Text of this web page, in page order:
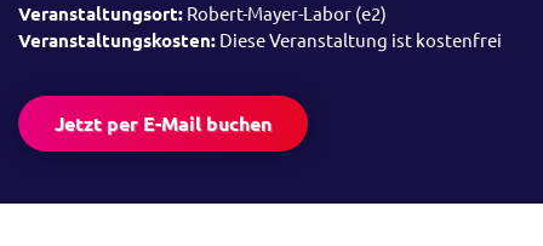
Veranstaltungsort: Robert-Mayer-Labor (e2)
Veranstaltungskosten: Diese Veranstaltung ist kostenfrei
Jetzt per E-Mail buchen